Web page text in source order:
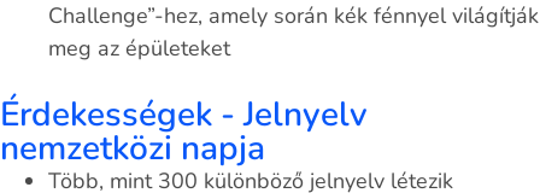
Challenge”-hez, amely során kék fénnyel világítják
meg az épületeket
Érdekességek - Jelnyelv
nemzetközi napja
Több, mint 300 különböző jelnyelv létezik